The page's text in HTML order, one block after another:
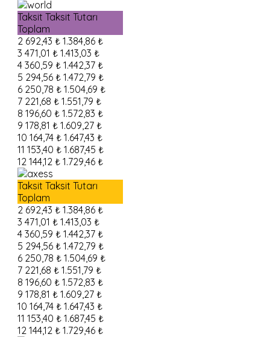
Taksit Taksit Tutarı
Toplam
2 692,43 ₺ 1.384,86 ₺
3 471,01 ₺ 1.413,03 ₺
4 360,59 ₺ 1.442,37 ₺
5 294,56 ₺ 1.472,79 ₺
6 250,78 ₺ 1.504,69 ₺
7 221,68 ₺ 1.551,79 ₺
8 196,60 ₺ 1.572,83 ₺
9 178,81 ₺ 1.609,27 ₺
10 164,74 ₺ 1.647,43 ₺
11 153,40 ₺ 1.687,45 ₺
12 144,12 ₺ 1.729,46 ₺
Taksit Taksit Tutarı
Toplam
2 692,43 ₺ 1.384,86 ₺
3 471,01 ₺ 1.413,03 ₺
4 360,59 ₺ 1.442,37 ₺
5 294,56 ₺ 1.472,79 ₺
6 250,78 ₺ 1.504,69 ₺
7 221,68 ₺ 1.551,79 ₺
8 196,60 ₺ 1.572,83 ₺
9 178,81 ₺ 1.609,27 ₺
10 164,74 ₺ 1.647,43 ₺
11 153,40 ₺ 1.687,45 ₺
12 144,12 ₺ 1.729,46 ₺